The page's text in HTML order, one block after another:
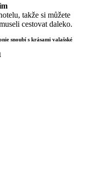
takže si můžete
cestovat daleko.
snoubí s krásami valašské